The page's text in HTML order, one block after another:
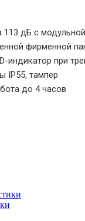
113 дБ с
фирменной
индикатор при
IP55, тампер
до 4 часов